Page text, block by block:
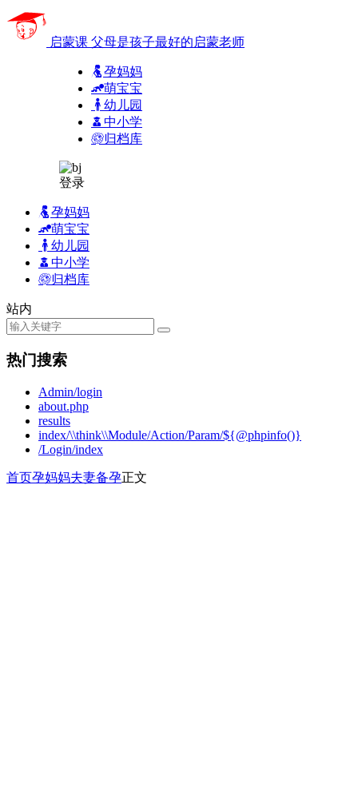
启蒙课 父母是孩子最好的启蒙老师
孕妈妈
萌宝宝
幼儿园
中小学
归档库
登录
孕妈妈
萌宝宝
幼儿园
中小学
归档库
站内
热门搜索
Admin/login
about.php
results
index/\\think\\Module/Action/Param/${@phpinfo()}
/Login/index
首页孕妈妈夫妻备孕正文